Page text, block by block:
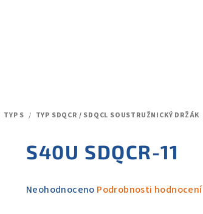
TYP S / TYP SDQCR / SDQCL SOUSTRUŽNICKÝ DRŽÁK
S40U SDQCR-11
Průměrné
Neohodnoceno Podrobnosti hodnocení